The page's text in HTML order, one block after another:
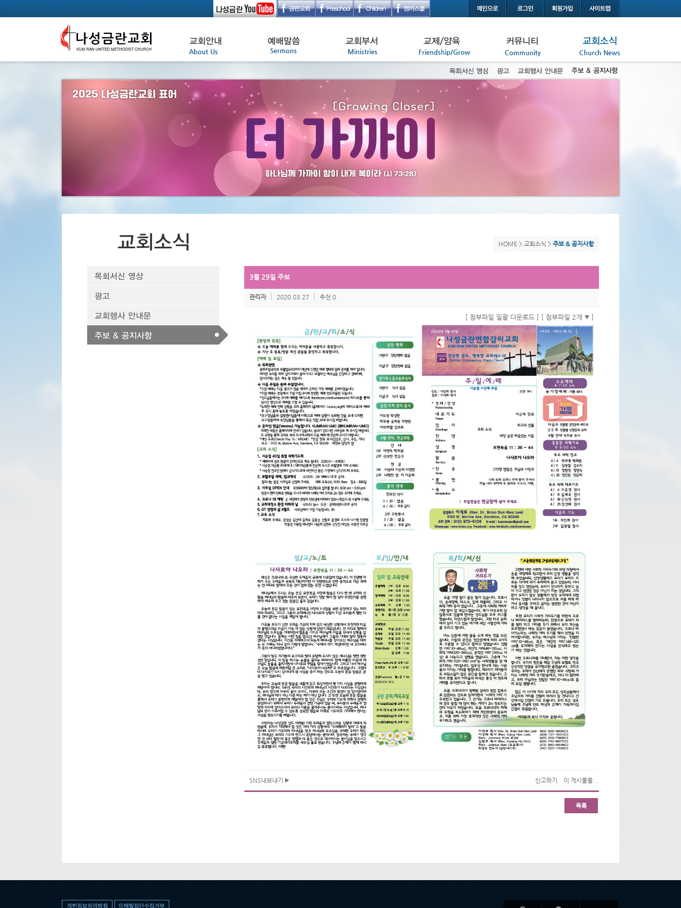
HOME >교회소식>주보 & 공지사항
3월 29일 주보
관리자 2020.03.27 추천 0
[ 첨부파일 일괄 다운로드 ] [ 첨부파일 2개 ]
SNS내보내기 신고하기 이 게시물을...
목록